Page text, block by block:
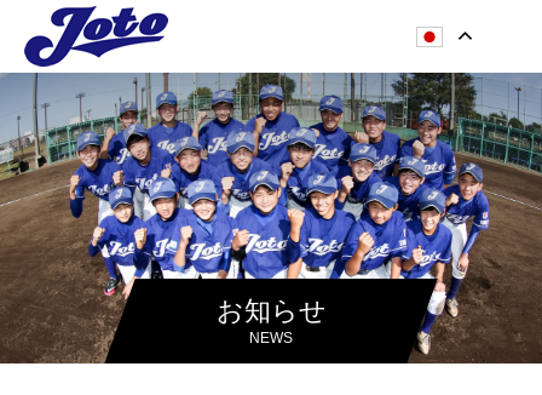
お知らせ
NEWS